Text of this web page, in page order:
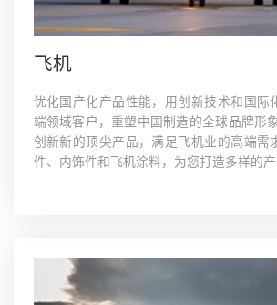
飞机
优化国产化产品性能，用创新技术和国际
端领域客户，重塑中国制造的全球品牌形
创新新的顶尖产品，满足飞机业的高端需
件、内饰件和飞机涂料，为您打造多样的产